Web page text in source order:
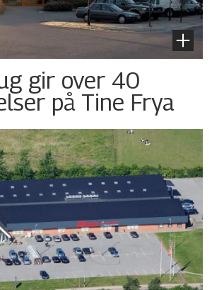
gir over 40
på Tine Frya